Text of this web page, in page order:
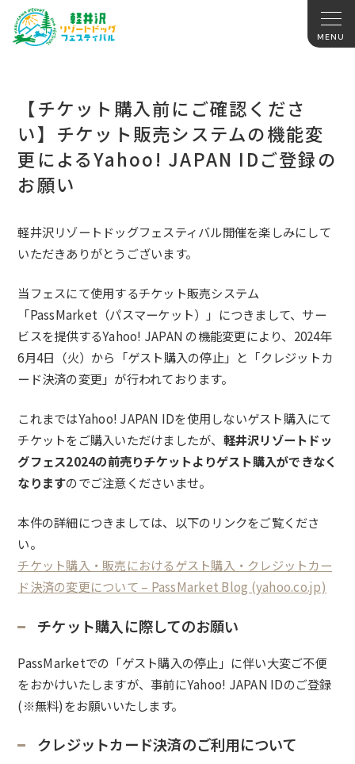
【チケット購入前にご確認くださ
い】チケット販売システムの機能変
更によるYahoo! JAPAN IDご登録の
お願い
軽井沢リゾートドッグフェスティバル開催を楽しみにして
いただきありがとうございます。
当フェスにて使用するチケット販売システム
「PassMarket（パスマーケット）」につきまして、サー
ビスを提供するYahoo! JAPAN の機能変更により、2024年
6月4日（火）から「ゲスト購入の停止」と「クレジットカ
ード決済の変更」が行われております。
これまではYahoo! JAPAN IDを使用しないゲスト購入にて
チケットをご購入いただけましたが、 軽井沢リゾートドッ
グフェス2024の前売りチケットよりゲスト購入ができなく
なりますのでご注意くださいませ。
本件の詳細につきましては、以下のリンクをご覧くださ
い。
チケット購入・販売におけるゲスト購入・クレジットカー
ド決済の変更について – PassMarket Blog (yahoo.co.jp)
チケット購入に際してのお願い
PassMarketでの「ゲスト購入の停止」に伴い大変ご不便
をおかけいたしますが、事前にYahoo! JAPAN IDのご登録
(※無料)をお願いいたします。
クレジットカード決済のご利用について